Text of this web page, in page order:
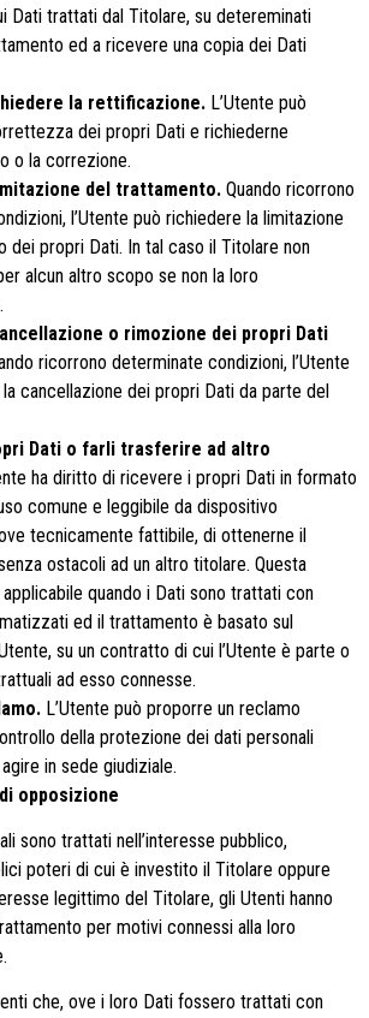
Dati trattati dal Titolare, su detereminati
ed a ricevere una copia dei Dati
la rettificazione. L’Utente può
dei propri Dati e richiederne
o la correzione.
del trattamento. Quando ricorrono
l’Utente può richiedere la limitazione
dei propri Dati. In tal caso il Titolare non
alcun altro scopo se non la loro
o rimozione dei propri Dati
ricorrono determinate condizioni, l’Utente
cancellazione dei propri Dati da parte del
Dati o farli trasferire ad altro
ha diritto di ricevere i propri Dati in formato
comune e leggibile da dispositivo
tecnicamente fattibile, di ottenerne il
ostacoli ad un altro titolare. Questa
quando i Dati sono trattati con
ed il trattamento è basato sul
su un contratto di cui l’Utente è parte o
ad esso connesse.
L’Utente può proporre un reclamo
della protezione dei dati personali
in sede giudiziale.
opposizione
sono trattati nell’interesse pubblico,
poteri di cui è investito il Titolare oppure
legittimo del Titolare, gli Utenti hanno
per motivi connessi alla loro
che, ove i loro Dati fossero trattati con